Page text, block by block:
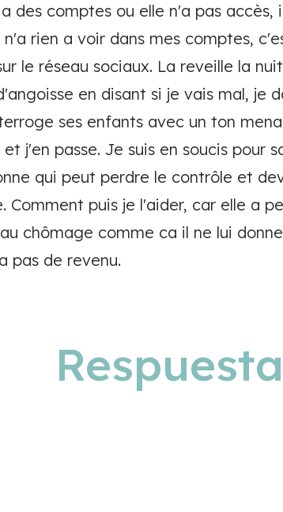
des comptes ou elle n'a pas accès,
rien a voir dans mes comptes,
le réseau sociaux. La reveille la
en disant si je vais mal, je
ses enfants avec un ton
j'en passe. Je suis en soucis pour
qui peut perdre le contrôle et
Comment puis je l'aider, car elle a
chômage comme ca il ne lui
pas de revenu.
Respuesta